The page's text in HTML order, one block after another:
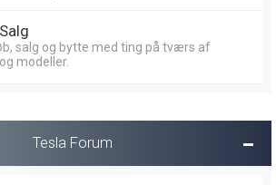
salg og bytte med ting på tværs af
modeller.
Tesla Forum